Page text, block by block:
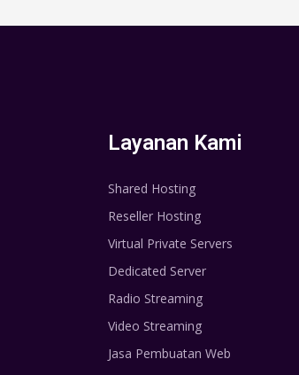
Layanan Kami
Shared Hosting
Reseller Hosting
Virtual Private Servers
Dedicated Server
Radio Streaming
Video Streaming
Jasa Pembuatan Web